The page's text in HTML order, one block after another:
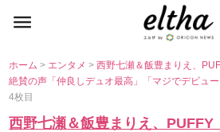
ホーム> エンタメ>西野七瀬＆飯豊まりえ、
絶賛の声「仲良しデュオ最高」「マジでデビュ
4枚目
西野七瀬＆飯豊まりえ、PUFFY